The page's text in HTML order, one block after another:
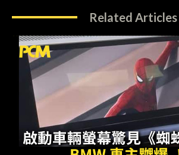
Related Articles